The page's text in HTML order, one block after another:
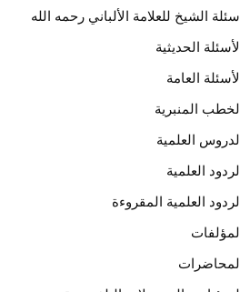
أسئلة الشيخ للعلامة الألباني رحمه الله
الأسئلة الحديثية
الأسئلة العامة
الخطب المنبرية
الدروس العلمية
الردود العلمية
الردود العلمية المقروءة
المؤلفات
المحاضرات